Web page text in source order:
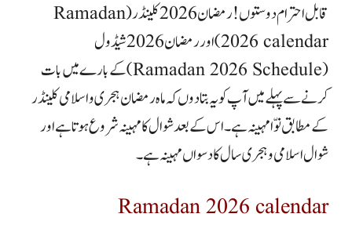
قابل احترام دوستوں !رمضان 2026 کلینڈر
(Ramadan
2026 calendar) اور رمضان 2026 شیڈول
(Ramadan 2026 Schedule) کے بارے میں بات
کرنے سے پہلے میں آپ کو یہ بتادوں کہ ماہرمضان ہجری و اسلامی کلینڈر
کے مطابق نوّا مہینہ ہے۔ اس کے بعد شوال کا مہینہ شروع ہوتا ہے اور
شوال اسلامی و ہجری سال کا دسواں مہینہ ہے۔
Ramadan 2026 calendar